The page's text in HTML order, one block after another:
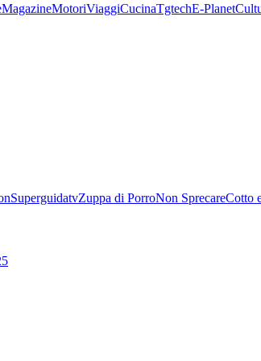
MagazineMotoriViaggiCucinaTgtechE-Planet
SuperguidatvZuppa di PorroNon SprecareCotto